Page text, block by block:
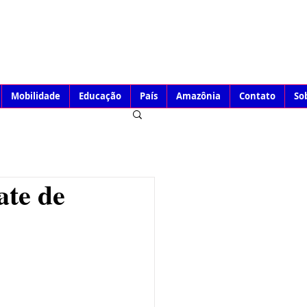
Mobilidade Educação País Amazônia Contato
de